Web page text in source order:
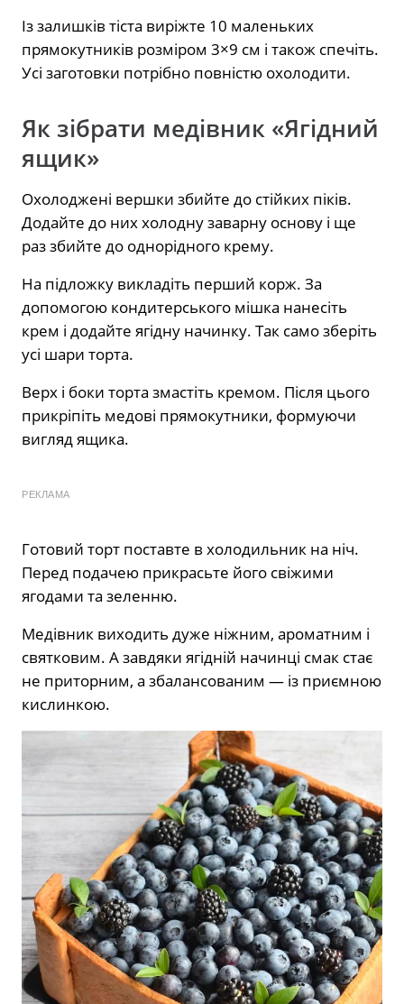
Із залишків тіста виріжте 10 маленьких
прямокутників розміром 3×9 см і також спечіть.
Усі заготовки потрібно повністю охолодити.
Як зібрати медівник «Ягідний
ящик»
Охолоджені вершки збийте до стійких піків.
Додайте до них холодну заварну основу і ще
раз збийте до однорідного крему.
На підложку викладіть перший корж. За
допомогою кондитерського мішка нанесіть
крем і додайте ягідну начинку. Так само зберіть
усі шари торта.
Верх і боки торта змастіть кремом. Після цього
прикріпіть медові прямокутники, формуючи
вигляд ящика.
РЕКЛАМА
Готовий торт поставте в холодильник на ніч.
Перед подачею прикрасьте його свіжими
ягодами та зеленню.
Медівник виходить дуже ніжним, ароматним і
святковим. А завдяки ягідній начинці смак стає
не приторним, а збалансованим — із приємною
кислинкою.